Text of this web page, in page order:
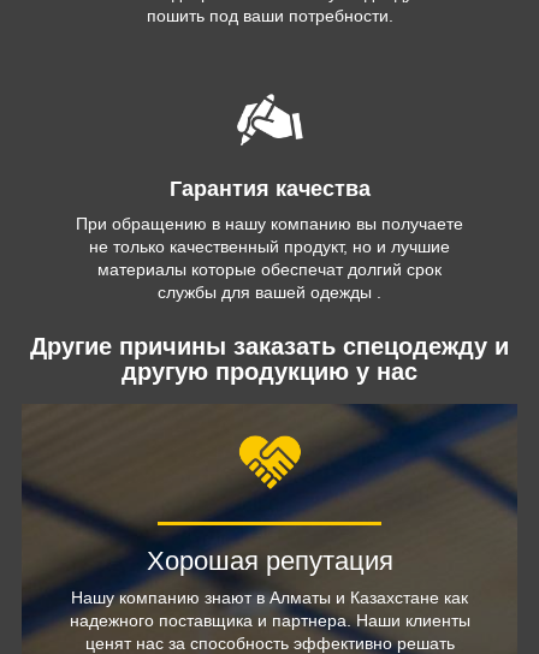
пошить под ваши потребности.
Гарантия качества
При обращению в нашу компанию вы получаете
не только качественный продукт, но и лучшие
материалы которые обеспечат долгий срок
службы для вашей одежды .
Другие причины заказать спецодежду и
другую продукцию у нас
Хорошая репутация
Нашу компанию знают в Алматы и Казахстане как
надежного поставщика и партнера. Наши клиенты
ценят нас за способность эффективно решать